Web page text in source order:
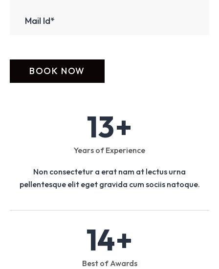
13+
Years of Experience
Non consectetur a erat nam at lectus urna
pellentesque elit eget gravida cum sociis natoque.
14+
Best of Awards